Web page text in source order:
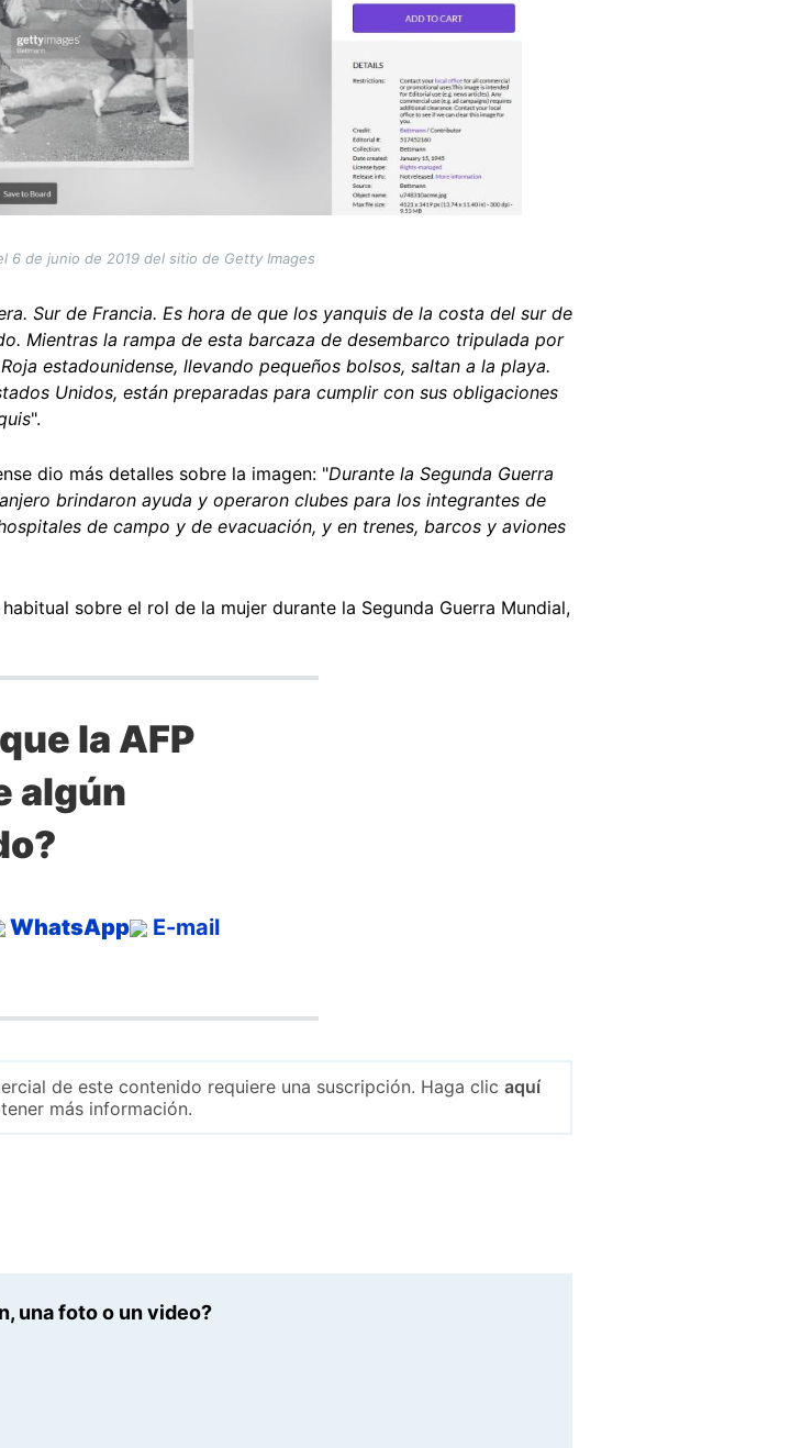
6 de junio de 2019 del sitio de Getty Images
Sur de Francia. Es hora de que los yanquis de la costa del sur de
Mientras la rampa de esta barcaza de desembarco tripulada por
estadounidense, llevando pequeños bolsos, saltan a la playa.
Unidos, están preparadas para cumplir con sus obligaciones
".
dio más detalles sobre la imagen: "Durante la Segunda Guerra
brindaron ayuda y operaron clubes para los integrantes de
de campo y de evacuación, y en trenes, barcos y aviones
sobre el rol de la mujer durante la Segunda Guerra Mundial,
la AFP
algún
WhatsApp E-mail
de este contenido requiere una suscripción. Haga clic aquí
más información.
una foto o un video?